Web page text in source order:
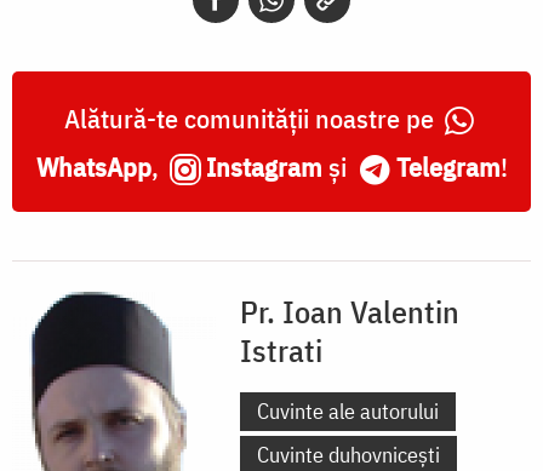
Alătură-te comunității noastre pe
WhatsApp, Instagram și Telegram!
Pr. Ioan Valentin
Istrati
Cuvinte ale autorului
Cuvinte duhovnicești